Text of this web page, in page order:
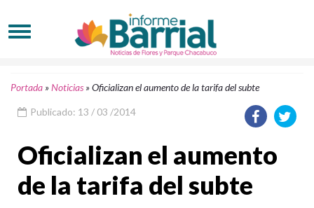
Portada »Noticias »Oficializan el aumento de la tarifa del subte
Publicado: 13 / 03 /2014
Oficializan el aumento
de la tarifa del subte